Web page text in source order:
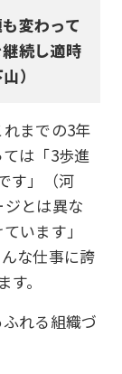
変わって
続し適時
）
までの3年
は「3歩進
す」（河
とは異な
います」
な仕事に誇
。
れる組織づ